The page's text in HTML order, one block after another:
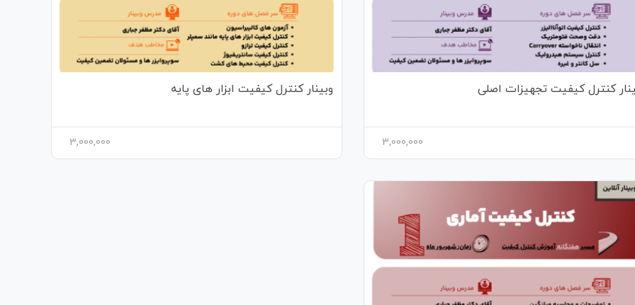
کنترل کیفیت تجهیزات اصلی
3,000,000
وبینار کنترل کیفیت ابزار های پایه
3,000,000